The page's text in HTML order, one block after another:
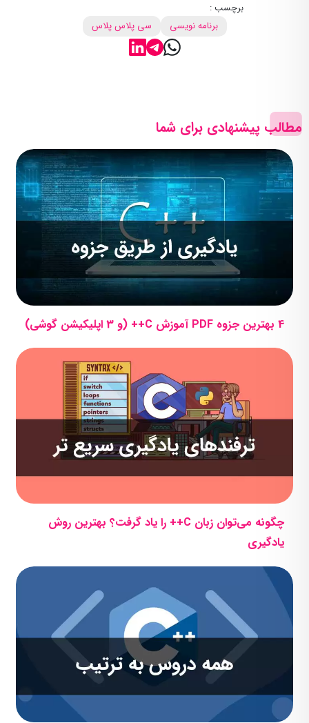
برچسب :
برنامه نویسی
سی پلاس پلاس
مطالب پیشنهادی برای شما
4 بهترین جزوه PDF آموزش C++ (و 3 اپلیکیشن گوشی)
چگونه می‌توان زبان C++ را یاد گرفت؟ بهترین روش
یادگیری